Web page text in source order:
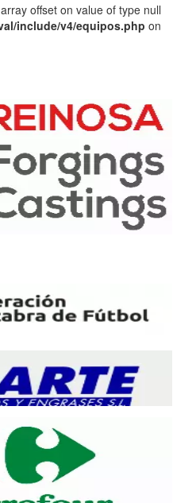
offset on value of type null
include/v4/equipos.php on